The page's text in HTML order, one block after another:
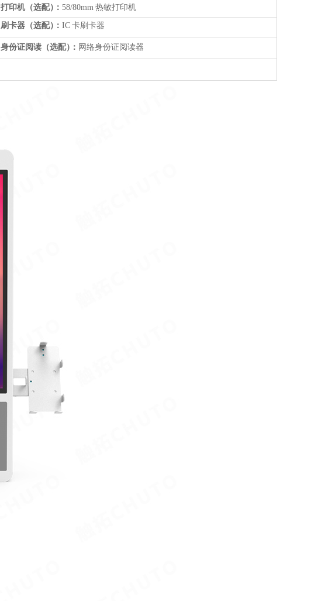
打印机（选配） ： 58/80mm 热敏打印机
刷卡器 （选配） ： IC 卡刷卡器
身份证阅读 （选配） ： 网络身份证阅读器